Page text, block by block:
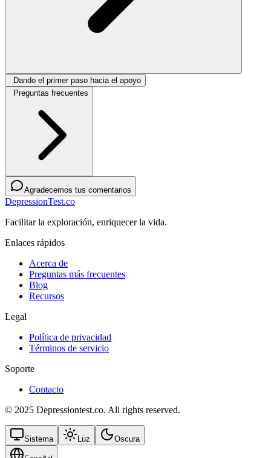
Dando el primer paso hacia el apoyo
Preguntas frecuentes
Agradecemos tus comentarios
DepressionTest.co
Facilitar la exploración, enriquecer la vida.
Enlaces rápidos
Acerca de
Preguntas más frecuentes
Blog
Recursos
Legal
Política de privacidad
Términos de servicio
Soporte
Contacto
© 2025 Depressiontest.co. All rights reserved.
Sistema Luz Oscura